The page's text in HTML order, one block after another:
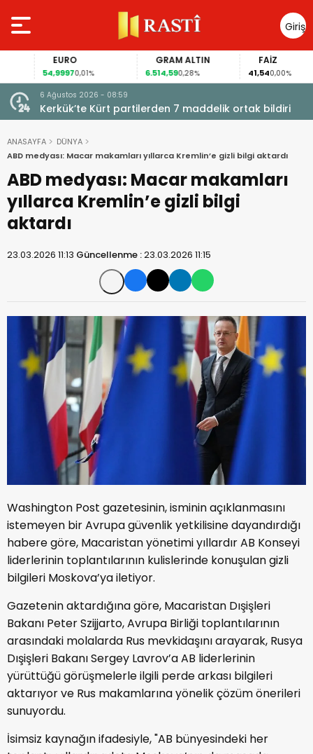
Giriş
Yap
EURO
54,99970,01%
GRAM ALTIN
6.514,590,28%
FAİZ
41,540,00%
6 Ağustos 2026 - 08:59
Kerkük’te Kürt partilerden 7 maddelik ortak bildiri
ANASAYFA
DÜNYA
ABD medyası: Macar makamları yıllarca Kremlin’e gizli bilgi aktardı
ABD medyası: Macar makamları
yıllarca Kremlin’e gizli bilgi
aktardı
23.03.2026 11:13 Güncellenme :23.03.2026 11:15
Washington Post gazetesinin, isminin açıklanmasını
istemeyen bir Avrupa güvenlik yetkilisine dayandırdığı
habere göre, Macaristan yönetimi yıllardır AB Konseyi
liderlerinin toplantılarının kulislerinde konuşulan gizli
bilgileri Moskova’ya iletiyor.
Gazetenin aktardığına göre, Macaristan Dışişleri
Bakanı Peter Szijjarto, Avrupa Birliği toplantılarının
arasındaki molalarda Rus mevkidaşını arayarak, Rusya
Dışişleri Bakanı Sergey Lavrov’a AB liderlerinin
yürüttüğü görüşmelerle ilgili perde arkası bilgileri
aktarıyor ve Rus makamlarına yönelik çözüm önerileri
sunuyordu.
İsimsiz kaynağın ifadesiyle, "AB bünyesindeki her